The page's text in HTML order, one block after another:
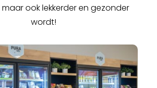
maar ook lekkerder en gezonder
wordt!